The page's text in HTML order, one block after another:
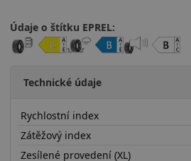
Údaje o štítku EPREL:
Technické údaje
Rychlostní index
Zátěžový index
Zesílené provedení (XL)